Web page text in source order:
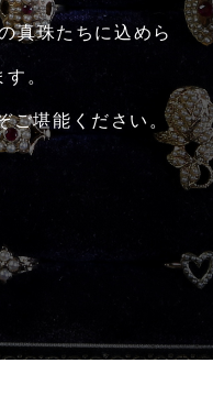
真珠たちに込めら
。
ご堪能ください。